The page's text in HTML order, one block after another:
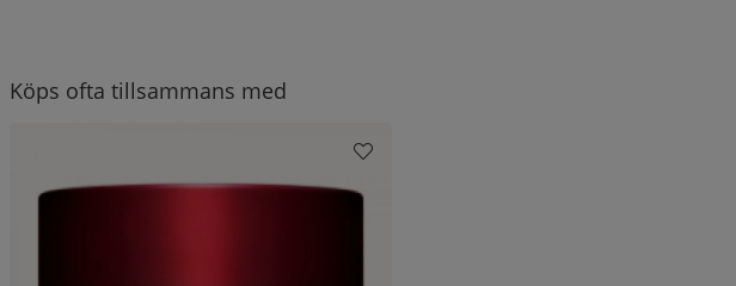
Köps ofta tillsammans med